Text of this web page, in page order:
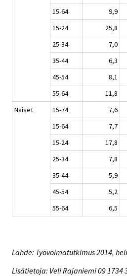
15-64
9,9
15-24
25,8
25-34
7,0
35-44
6,3
45-54
8,1
55-64
11,8
Naiset
15-74 7,6
15-64
7,7
15-24
17,8
25-34
7,8
35-44
5,9
45-54
5,2
55-64
6,5
Lähde: Työvoimatutkimus 2014,
Lisätietoja: Veli Rajaniemi 09 1734